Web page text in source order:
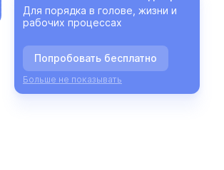
Для порядка в голове, жизни и
рабочих процессах
Попробовать бесплатно
Больше не показывать